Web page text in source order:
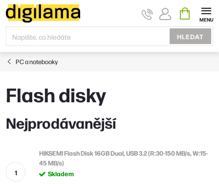
Přejít
na
obsah
HLEDAT
KOŠÍK
PC a notebooky
Flash disky
Nejprodávanější
HIKSEMI Flash Disk 16GB Dual, USB 3.2 (R:30-150 MB/s, W:15-
45 MB/s)
Skladem